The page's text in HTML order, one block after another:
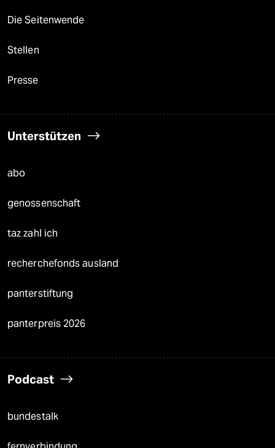
Die Seitenwende
Stellen
Presse
Unterstützen
abo
genossenschaft
taz zahl ich
recherchefonds ausland
panterstiftung
panterpreis 2026
Podcast
bundestalk